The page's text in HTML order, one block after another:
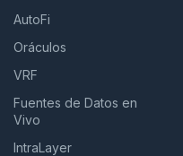
AutoFi
Oráculos
VRF
Fuentes de Datos en
Vivo
IntraLayer